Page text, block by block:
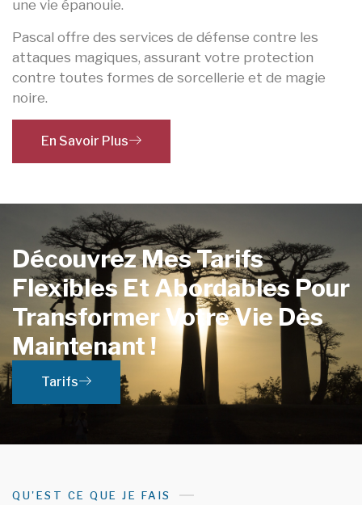
une vie épanouie.
Pascal offre des services de défense contre les
attaques magiques, assurant votre protection
contre toutes formes de sorcellerie et de magie
noire.
En Savoir Plus
Découvrez Mes Tarifs
Flexibles Et Abordables Pour
Transformer Votre Vie Dès
Maintenant !
Tarifs
QU'EST CE QUE JE FAIS